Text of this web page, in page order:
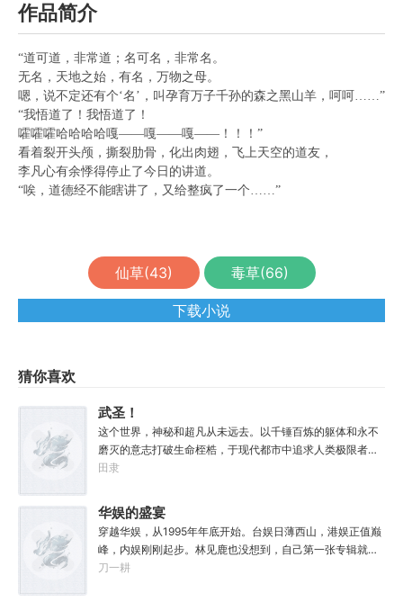
作品简介
“道可道，非常道；名可名，非常名。
无名，天地之始，有名，万物之母。
嗯，说不定还有个‘名’，叫孕育万子千孙的森之黑山羊，呵呵……”
“我悟道了！我悟道了！
嚯嚯嚯哈哈哈哈嘎——嘎——嘎——！！！”
看着裂开头颅，撕裂肋骨，化出肉翅，飞上天空的道友，
李凡心有余悸得停止了今日的讲道。
“唉，道德经不能瞎讲了，又给整疯了一个……”
仙草(43) 毒草(66)
下载小说
猜你喜欢
武圣！
这个世界，神秘和超凡从未远去。以千锤百炼的躯体和永不
磨灭的意志打破生命桎梏，于现代都市中追求人类极限者，
被称为：武道家！霓虹灯下，刀剑相交。广厦之巅，以拳会
限”的武道强者于苍穹下闯下如仙似神的名号，震古烁今，群
星闪耀！在这里，十年一届的“万邦武道会”直播是全球收视
率最高的节目，武道家为民族而战，为自己而战！在这里，
武道家用人类的血肉之躯和潜伏在黑暗中的魑魅魍魉，牛鬼
蛇神生死搏杀，守护家国文明！在这里，每一位真正的武道
田隶
华娱的盛宴
穿越华娱，从1995年年底开始。台娱日薄西山，港娱正值巅
峰，内娱刚刚起步。林见鹿也没想到，自己第一张专辑就直
接打穿了两岸三地，直接封王了。这还怎么退休？
刀一耕